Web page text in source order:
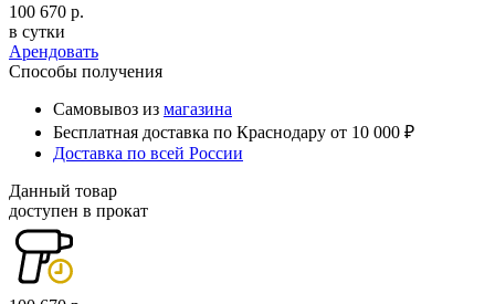
100 670 р.
в сутки
Арендовать
Способы получения
Самовывоз из магазина
Бесплатная доставка по Краснодару от 10 000 ₽
Доставка по всей России
Данный товар
доступен в прокат